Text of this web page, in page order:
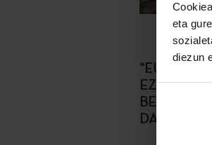
eta
diezun
“EUSKAL
BENETAKO
DA AURTEN”